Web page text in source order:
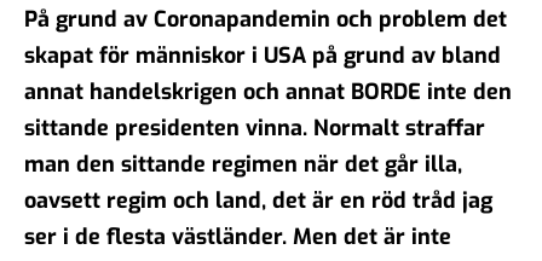
På grund av Coronapandemin och problem det
skapat för människor i USA på grund av bland
annat handelskrigen och annat BORDE inte den
sittande presidenten vinna. Normalt straffar
man den sittande regimen när det går illa,
oavsett regim och land, det är en röd tråd jag
ser i de flesta västländer. Men det är inte